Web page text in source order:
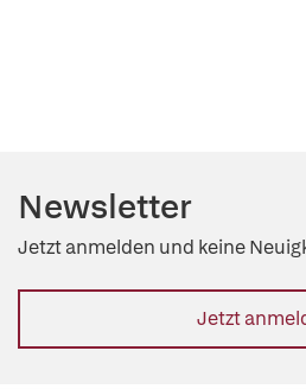
Newsletter
Jetzt anmelden und keine
Jetzt